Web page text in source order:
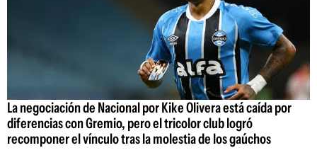
La negociación de Nacional por Kike Olivera está caída por
diferencias con Gremio, pero el tricolor club logró
recomponer el vínculo tras la molestia de los gaúchos